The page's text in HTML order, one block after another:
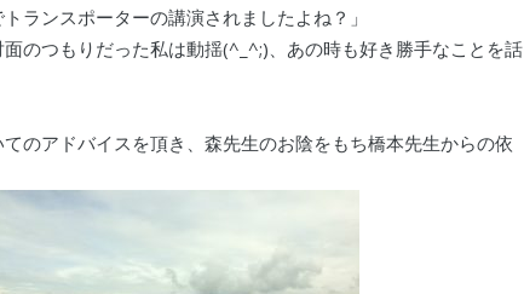
ランスポーターの講演されましたよね？」
のつもりだった私は動揺(^_^;)、あの時も好き勝手なことを話
のアドバイスを頂き、森先生のお陰をもち橋本先生からの依